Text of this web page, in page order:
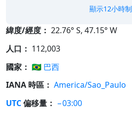
顯示12小時制
緯度/經度： 22.76° S, 47.15° W
人口： 112,003
國家： 🇧🇷 巴西
IANA 時區： America/Sao_Paulo
UTC偏移量： −03:00